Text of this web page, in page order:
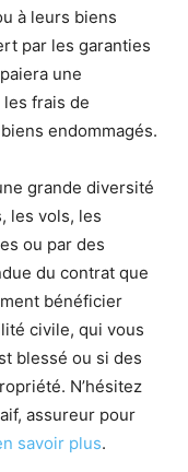
à leurs biens
par les garanties
une
frais de
endommagés.
grande diversité
les vols, les
ou par des
du contrat que
bénéficier
civile, qui vous
blessé ou si des
N’hésitez
assureur pour
savoir plus.